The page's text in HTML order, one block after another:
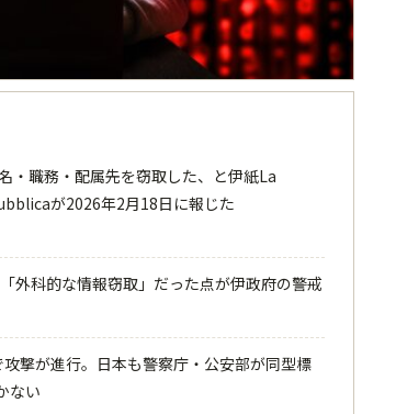
・職務・配属先を窃取した、と伊紙La
が2026年2月18日に報じた
外科的な情報窃取」だった点が伊政府の警戒
撃が進行。日本も警察庁・公安部が同型標
ない